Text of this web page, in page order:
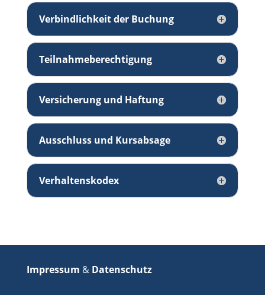
Verbindlichkeit der Buchung
Teilnahmeberechtigung
Versicherung und Haftung
Ausschluss und Kursabsage
Verhaltenskodex
Impressum & Datenschutz